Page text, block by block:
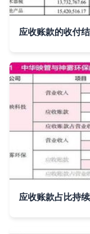
应收账款的收付
应收账款占比持